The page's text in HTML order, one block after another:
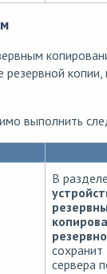
резервной
выполнить
В
сохранит
сервера